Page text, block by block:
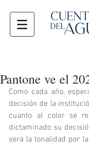
Pantone ve el
Como cada año,
decisión de la
cuanto al color se
dictaminado su
será la tonalidad por